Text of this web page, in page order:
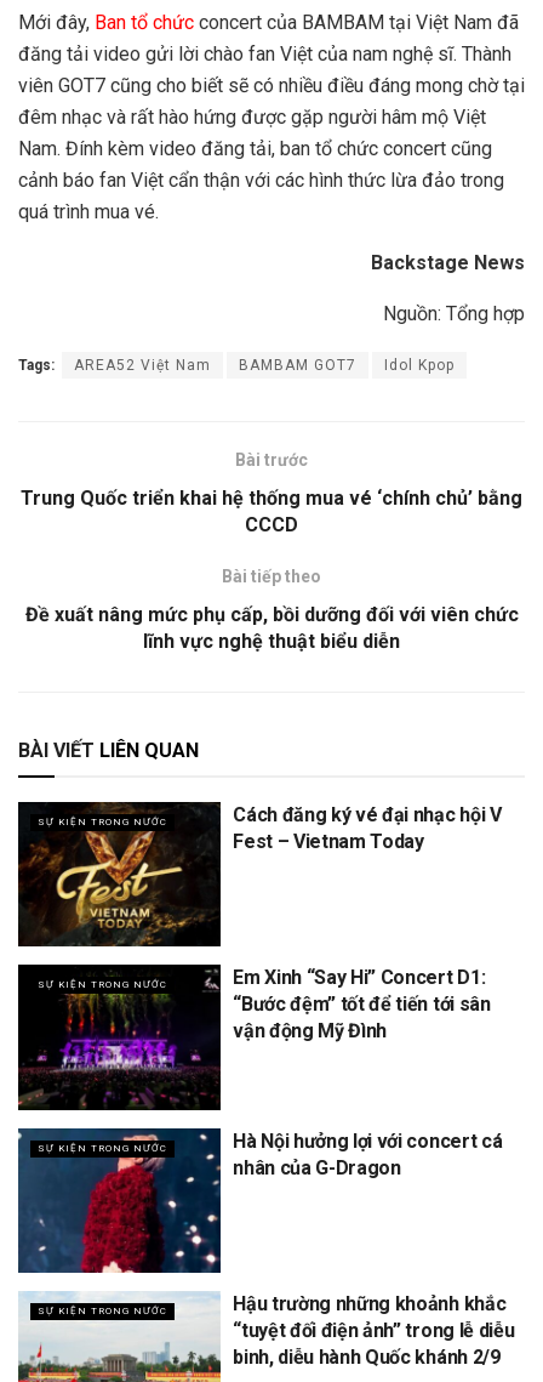
Mới đây, Ban tổ chức concert của BAMBAM tại Việt Nam đã
đăng tải video gửi lời chào fan Việt của nam nghệ sĩ. Thành
viên GOT7 cũng cho biết sẽ có nhiều điều đáng mong chờ tại
đêm nhạc và rất hào hứng được gặp người hâm mộ Việt
Nam. Đính kèm video đăng tải, ban tổ chức concert cũng
cảnh báo fan Việt cẩn thận với các hình thức lừa đảo trong
quá trình mua vé.
Backstage News
Nguồn: Tổng hợp
Tags: AREA52 Việt Nam BAMBAM GOT7 Idol Kpop
Bài trước
Trung Quốc triển khai hệ thống mua vé ‘chính chủ’ bằng
CCCD
Bài tiếp theo
Đề xuất nâng mức phụ cấp, bồi dưỡng đối với viên chức
lĩnh vực nghệ thuật biểu diễn
BÀI VIẾT LIÊN QUAN
SỰ KIỆN TRONG NƯỚC
Cách đăng ký vé đại nhạc hội V
Fest – Vietnam Today
SỰ KIỆN TRONG NƯỚC
Em Xinh “Say Hi” Concert D1:
“Bước đệm” tốt để tiến tới sân
vận động Mỹ Đình
SỰ KIỆN TRONG NƯỚC
Hà Nội hưởng lợi với concert cá
nhân của G-Dragon
SỰ KIỆN TRONG NƯỚC
Hậu trường những khoảnh khắc
“tuyệt đối điện ảnh” trong lễ diễu
binh, diễu hành Quốc khánh 2/9